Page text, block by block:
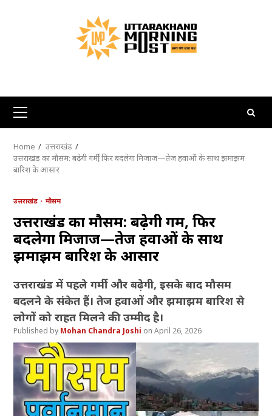
Primary
Menu
Home
उत्तराखंड
उत्तराखंड का मौसम: बढ़ेगी गर्मी, फिर बदलेगा मिजाज—तेज हवाओं के साथ झमाझम
बारिश के आसार
उत्तराखंड मौसम
उत्तराखंड का मौसम: बढ़ेगी गर्मी, फिर
बदलेगा मिजाज—तेज हवाओं के साथ
झमाझम बारिश के आसार
उत्तराखंड में पहले गर्मी और बढ़ेगी, इसके बाद मौसम
बदलने के संकेत हैं। तेज हवाओं और झमाझम बारिश से
लोगों को राहत मिलने की उम्मीद है।
Mohan Chandra Joshi April 26, 2026